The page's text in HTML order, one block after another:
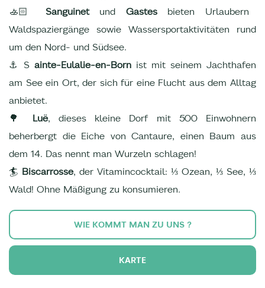
🚣🏻 Sanguinetund Gastesbieten Urlaubern
Waldspaziergänge sowie Wassersportaktivitäten rund
um den Nord- und Südsee.
⚓ S ainte-Eulalie-en-Born ist mit seinem Jachthafen
am See ein Ort, der sich für eine Flucht aus dem Alltag
anbietet.
🌳 Luë, dieses kleine Dorf mit 500 Einwohnern
beherbergt die Eiche von Cantaure, einen Baum aus
dem 14. Das nennt man Wurzeln schlagen!
🏄 Biscarrosse, der Vitamincocktail: ⅓ Ozean, ⅓ See, ⅓
Wald! Ohne Mäßigung zu konsumieren.
WIE KOMMT MAN ZU UNS ?
KARTE